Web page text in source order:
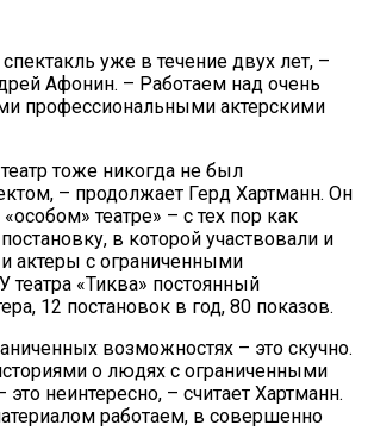
уже в течение двух лет, –
Афонин. – Работаем над очень
профессиональными актерскими
тоже никогда не был
– продолжает Герд Хартманн. Он
театре» – с тех пор как
в которой участвовали и
актеры с ограниченными
театра «Тиква» постоянный
12 постановок в год, 80 показов.
возможностях – это скучно.
о людях с ограниченными
неинтересно, – считает Хартманн.
работаем, в совершенно